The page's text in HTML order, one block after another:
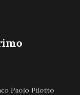
Paolo Pilotto